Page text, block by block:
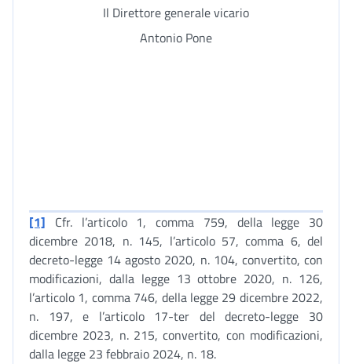
Il Direttore generale vicario
Antonio Pone
[1] Cfr. l’articolo 1, comma 759, della legge 30
dicembre 2018, n. 145, l’articolo 57, comma 6, del
decreto-legge 14 agosto 2020, n. 104, convertito, con
modificazioni, dalla legge 13 ottobre 2020, n. 126,
l’articolo 1, comma 746, della legge 29 dicembre 2022,
n. 197, e l’articolo 17-ter del decreto-legge 30
dicembre 2023, n. 215, convertito, con modificazioni,
dalla legge 23 febbraio 2024, n. 18.